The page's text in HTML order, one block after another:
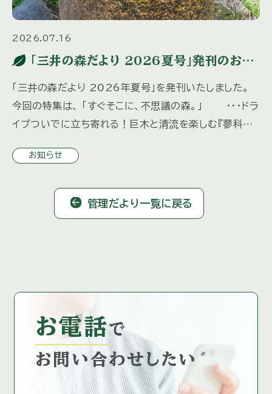
2026.07.16
「三井の森だより 2026夏号」発刊のお知
「三井の森だより 2026年夏号」を発刊いたしました。
今回の特集は、 「すぐそこに、不思議の森。」 ・・・ドラ
イブついでに立ち寄れる！巨木と清流を楽しむ『蓼科大
お知らせ
管理だより一覧に戻る
お電話で
お問い合わせしたい